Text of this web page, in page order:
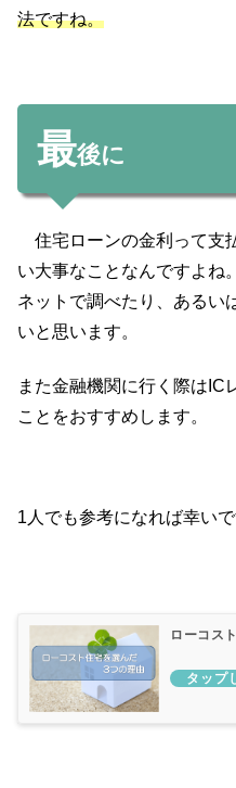
法ですね。
最後に
住宅ローンの金利って支
い大事なことなんですよね
ネットで調べたり、あるい
いと思います。
また金融機関に行く際はIC
ことをおすすめします。
1人でも参考になれば幸いで
ローコス